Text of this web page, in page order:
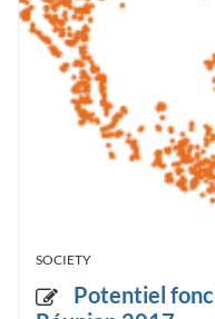
SOCIETY
Potentiel